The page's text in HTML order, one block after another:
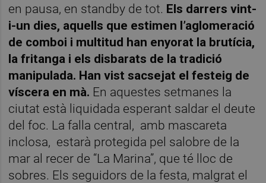
en pausa, en standby de tot. Els darrers vint-
i-un dies, aquells que estimen l’aglomeració
de comboi i multitud han enyorat la brutícia,
la fritanga i els disbarats de la tradició
manipulada. Han vist sacsejat el festeig de
víscera en mà. En aquestes setmanes la
ciutat està liquidada esperant saldar el deute
del foc. La falla central, amb mascareta
inclosa, estarà protegida pel salobre de la
mar al recer de “La Marina”, que té lloc de
sobres. Els seguidors de la festa, malgrat el